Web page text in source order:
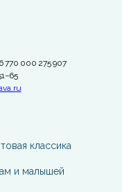
000 275 907
классика
и малышей